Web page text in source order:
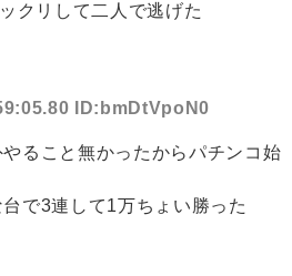
クリして二人で逃げた
ID:bmDtVpoN0
ること無かったからパチンコ始
で3連して1万ちょい勝った